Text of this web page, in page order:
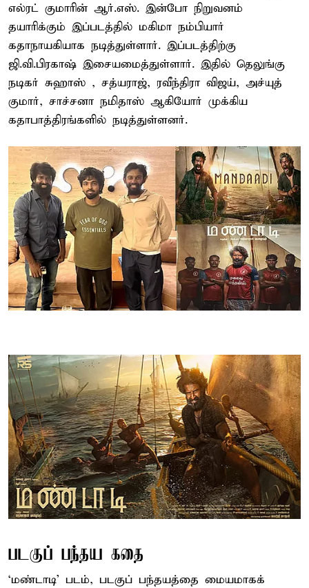
எல்ரட் குமாரின் ஆர்.எஸ். இன்போ நிறுவனம்
தயாரிக்கும் இப்படத்தில் மகிமா நம்பியார்
கதாநாயகியாக நடித்துள்ளார். இப்படத்திற்கு
ஜி.வி.பிரகாஷ் இசையமைத்துள்ளார். இதில் தெலுங்கு
நடிகர் சுஹாஸ் , சத்யராஜ், ரவீந்திரா விஜய், அச்யுத்
குமார், சாச்சனா நமிதாஸ் ஆகியோர் முக்கிய
கதாபாத்திரங்களில் நடித்துள்ளனர்.
படகுப் பந்தய கதை
‘மண்டாடி’ படம், படகுப் பந்தயத்தை மையமாகக்